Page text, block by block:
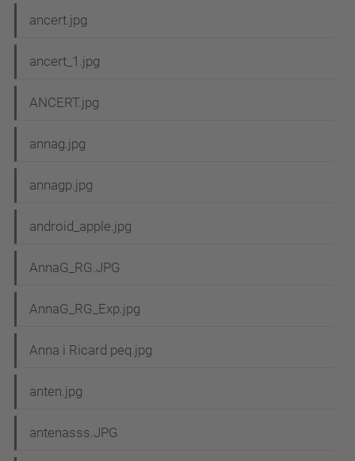
ancert.jpg
ancert_1.jpg
ANCERT.jpg
annag.jpg
annagp.jpg
android_apple.jpg
AnnaG_RG.JPG
AnnaG_RG_Exp.jpg
Anna i Ricard peq.jpg
anten.jpg
antenasss.JPG